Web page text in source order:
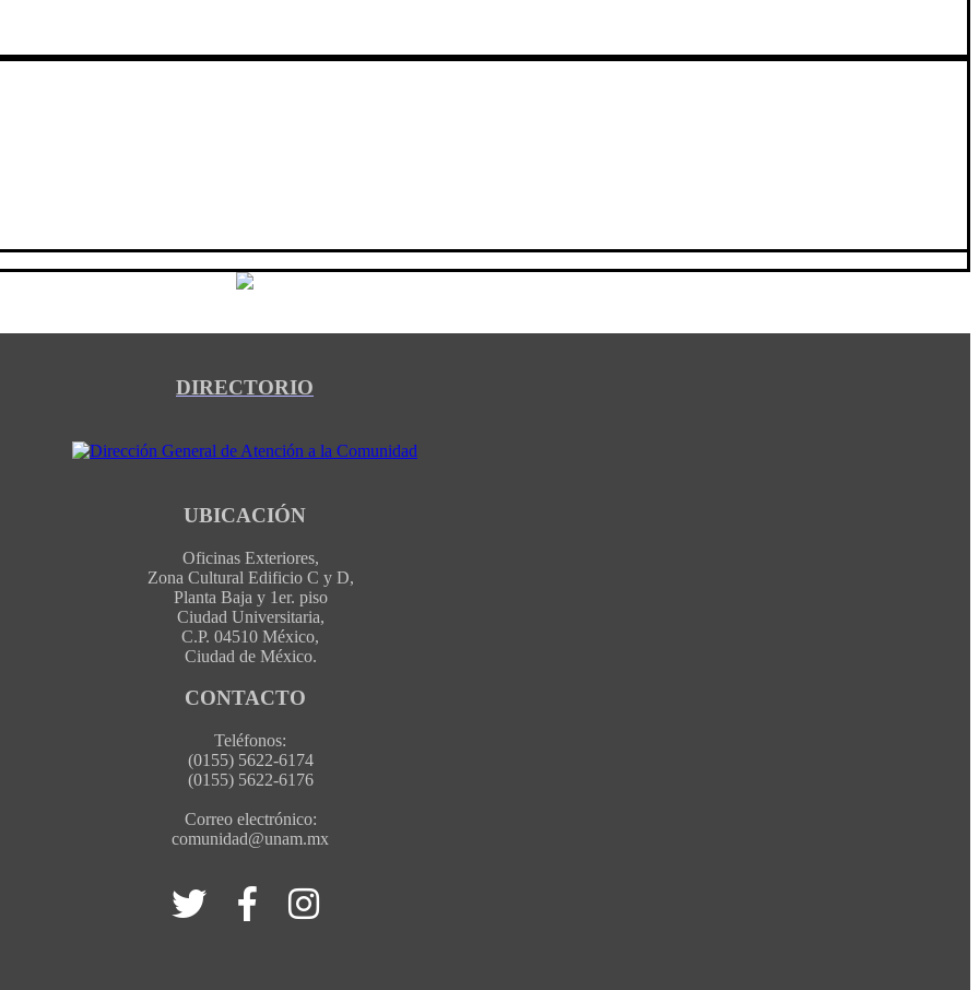
DIRECTORIO
UBICACIÓN
Oficinas Exteriores,
Zona Cultural Edificio C y D,
Planta Baja y 1er. piso
Ciudad Universitaria,
C.P. 04510 México,
Ciudad de México.
CONTACTO
Teléfonos:
(0155) 5622-6174
(0155) 5622-6176
Correo electrónico:
comunidad@unam.mx